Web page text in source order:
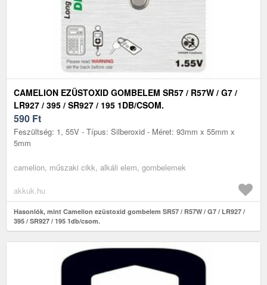
CAMELION EZÜSTOXID GOMBELEM SR57 / R57W / G7 /
LR927 / 395 / SR927 / 195 1DB/CSOM.
590 Ft
Feszültség: 1, 55V - Típus: Silberoxid - Méret: 93mm x 55mm x
5mm
camelion, műszaki cikk, alkáli elem, gombelemek
akkuk.hu
Hasonlók, mint Camelion ezüstoxid gombelem SR57 / R57W / G7 / LR927 /
395 / SR927 / 195 1db/csom.